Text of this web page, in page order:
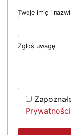
Twoje imię i
Zgłoś uwagę
Prywatności